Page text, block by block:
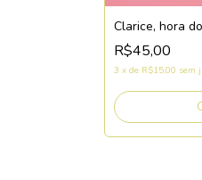
Clarice, hora
R$45,00
3 x de R$15,00 sem